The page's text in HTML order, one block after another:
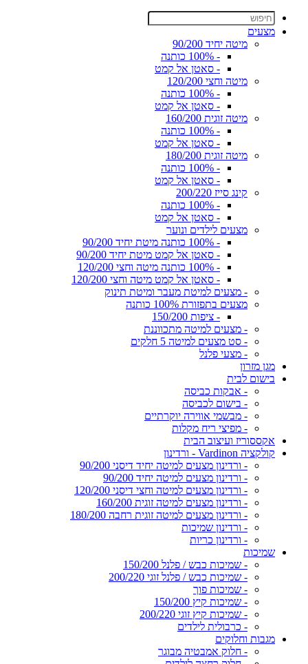
מצעים
מיטה יחיד 90/200
- 100% כותנה
- סאטן אל קמט
מיטה וחצי 120/200
- 100% כותנה
- סאטן אל קמט
מיטה זוגית 160/200
- 100% כותנה
- סאטן אל קמט
מיטה זוגית 180/200
- 100% כותנה
- סאטן אל קמט
קינג סייז 200/220
- 100% כותנה
- סאטן אל קמט
מצעים לילדים ונוער
- 100% כותנה מיטת יחיד 90/200
- סאטן אל קמט מיטת יחיד 90/200
- 100% כותנה מיטה וחצי 120/200
- סאטן אל קמט מיטה וחצי 120/200
- מצעים למיטת מעבר ומיטת תינוק
מצעים בתפזורת 100% כותנה
- ציפות 150/200
- מצעים למיטה מתכווננת
- סט מצעים למיטה 5 חלקים
- מצעי פלנל
מגן מזרון
בישום לבית
- אבקות כביסה
- בישום לכביסה
- מבשמי אווירה יוקרתיים
- מפיצי ריח מקלות
אקססוריז ועיצוב הבית
קולקציה Vardinon - ורדינון
- ורדינון מצעים למיטה יחיד דיסני 90/200
- ורדינון מצעים למיטה יחיד 90/200
- ורדינון מצעים למיטה וחצי דיסני 120/200
- ורדינון מצעים למיטה זוגית 160/200
- ורדינון מצעים למיטה זוגית רחבה 180/200
- ורדינון שמיכות
- ורדינון כריות
שמיכות
- שמיכות כבש / פלנל 150/200
- שמיכות כבש / פלנל זוגי 200/220
- שמיכות פוך
- שמיכות קיץ 150/200
- שמיכות קיץ זוגי 200/220
- כרבולית לילדים
מגבות וחלוקים
- חלוק אמבטיה מבוגר